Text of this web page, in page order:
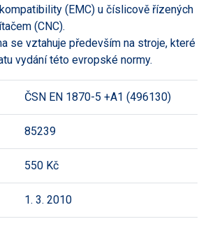
(EMC) u číslicově řízených
(CNC).
se vztahuje především na stroje, které
vydání této evropské normy.
ČSN EN 1870-5 +A1 (496130)
85239
550 Kč
1. 3. 2010